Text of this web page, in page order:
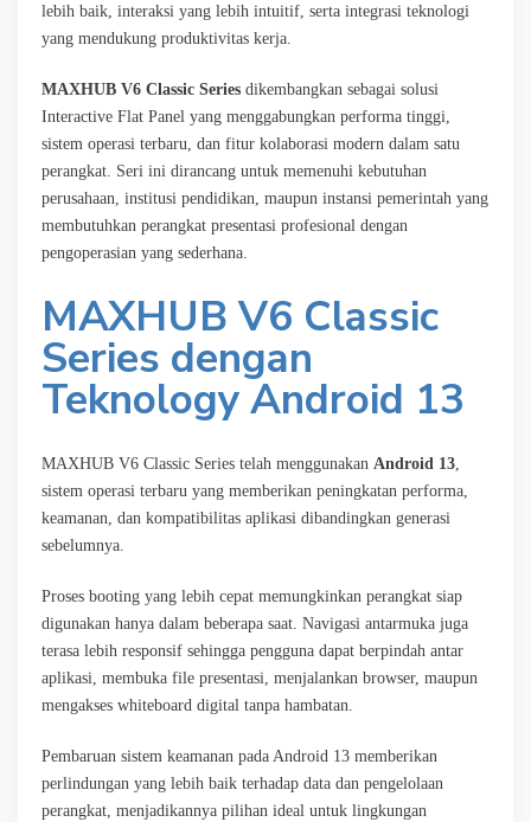
lebih baik, interaksi yang lebih intuitif, serta integrasi teknologi
yang mendukung produktivitas kerja.
MAXHUB V6 Classic Series dikembangkan sebagai solusi
Interactive Flat Panel yang menggabungkan performa tinggi,
sistem operasi terbaru, dan fitur kolaborasi modern dalam satu
perangkat. Seri ini dirancang untuk memenuhi kebutuhan
perusahaan, institusi pendidikan, maupun instansi pemerintah yang
membutuhkan perangkat presentasi profesional dengan
pengoperasian yang sederhana.
MAXHUB V6 Classic
Series dengan
TeknologyAndroid 13
MAXHUB V6 Classic Series telah menggunakan Android 13
sistem operasi terbaru yang memberikan peningkatan performa,
keamanan, dan kompatibilitas aplikasi dibandingkan generasi
sebelumnya.
Proses booting yang lebih cepat memungkinkan perangkat siap
digunakan hanya dalam beberapa saat. Navigasi antarmuka juga
terasa lebih responsif sehingga pengguna dapat berpindah antar
aplikasi, membuka file presentasi, menjalankan browser, maupun
mengakses whiteboard digital tanpa hambatan.
Pembaruan sistem keamanan pada Android 13 memberikan
perlindungan yang lebih baik terhadap data dan pengelolaan
perangkat, menjadikannya pilihan ideal untuk lingkungan